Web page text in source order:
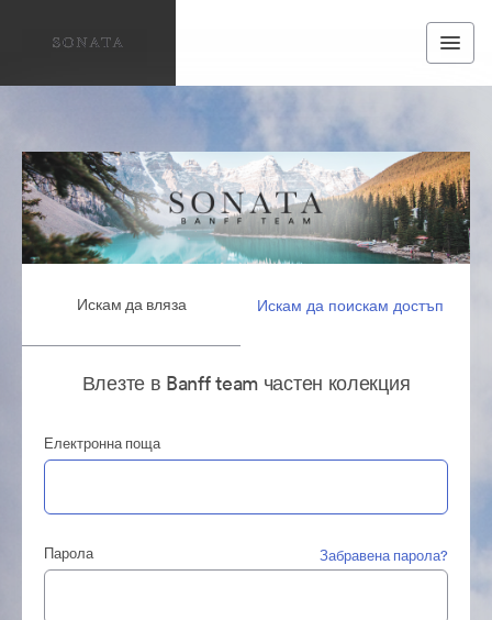
Искам да вляза Искам да поискам достъп
Влезте в Banff team частен колекция
Електронна поща
Парола Забравена парола?